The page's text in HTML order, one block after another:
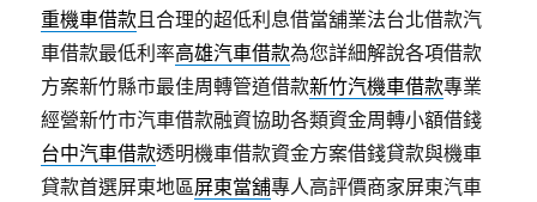
重機車借款且合理的超低利息借當舖業法台北借款汽
車借款最低利率高雄汽車借款為您詳細解說各項借款
方案新竹縣市最佳周轉管道借款新竹汽機車借款專業
經營新竹市汽車借款融資協助各類資金周轉小額借錢
台中汽車借款透明機車借款資金方案借錢貸款與機車
貸款首選屏東地區屏東當舖專人高評價商家屏東汽車